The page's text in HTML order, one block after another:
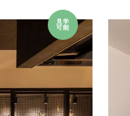
見学
可能